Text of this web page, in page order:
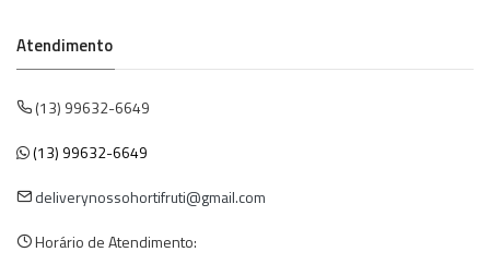
Atendimento
(13) 99632-6649
(13) 99632-6649
deliverynossohortifruti@gmail.com
Horário de Atendimento: